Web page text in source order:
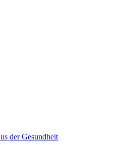
der Gesundheit